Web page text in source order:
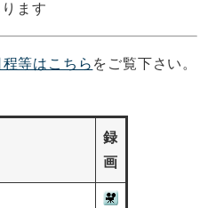
ます
等はこちら をご覧下さい。
録
画